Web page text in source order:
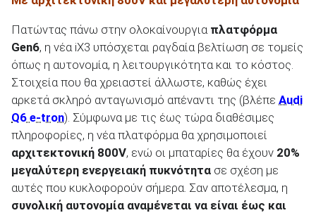
Πατώντας πάνω στην ολοκαίνουργια πλατφόρμα
Gen6, η νέα iX3 υπόσχεται ραγδαία βελτίωση σε τομείς
όπως η αυτονομία, η λειτουργικότητα και το κόστος.
Στοιχεία που θα χρειαστεί άλλωστε, καθώς έχει
αρκετά σκληρό ανταγωνισμό απέναντι της (βλέπε Audi
Q6 e-tron). Σύμφωνα με τις έως τώρα διαθέσιμες
πληροφορίες, η νέα πλατφόρμα θα χρησιμοποιεί
αρχιτεκτονική 800V, ενώ οι μπαταρίες θα έχουν 20%
μεγαλύτερη ενεργειακή πυκνότητα σε σχέση με
αυτές που κυκλοφορούν σήμερα. Σαν αποτέλεσμα, η
συνολική αυτονομία αναμένεται να είναι έως και